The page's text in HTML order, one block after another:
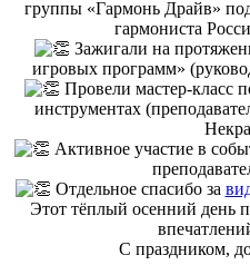
группы «Гармонь Драйв»
гармониста
Зажигали на
игровых программ»
Провели мастер-класс
инструментах
Активное участие в
Отдельное спасибо за
Этот тёплый осенний день
С праздником,